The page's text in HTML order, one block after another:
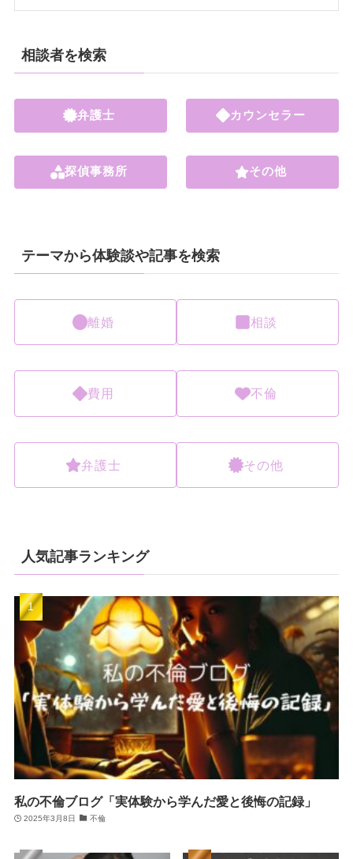
相談者を検索
弁護士
探偵事務所
カウンセラー
その他
テーマから体験談や記事を検索
離婚 相談
費用 不倫
弁護士 その他
人気記事ランキング
私の不倫ブログ「実体験から学んだ愛と後悔の記録」
2025年3月8日 不倫